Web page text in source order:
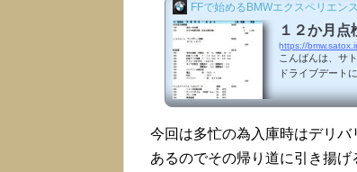
FFで始めるBMWエクスペリエンス
１２か月点
https://
こんばんは、サ
ドライブデート
るスケジューリ
車通勤が苦手な
日は1730時まで
奏に仕事が入っ
今回は多忙の為入庫時はデリ
あるのでその帰り道に引き揚げ